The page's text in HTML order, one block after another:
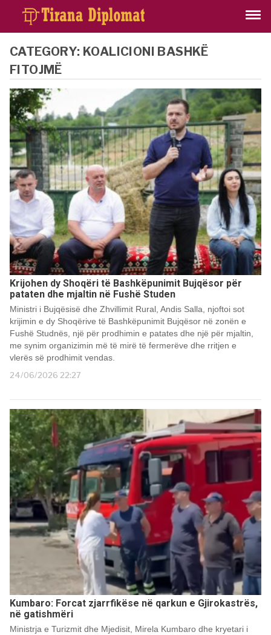
CATEGORY: KOALICIONI BASHKË
FITOJMË
Krijohen dy Shoqëri të Bashkëpunimit Bujqësor për
pataten dhe mjaltin në Fushë Studen
Ministri i Bujqësisë dhe Zhvillimit Rural, Andis Salla, njoftoi sot
krijimin e dy Shoqërive të Bashkëpunimit Bujqësor në zonën e
Fushë Studnës, një për prodhimin e patates dhe një për mjaltin,
me synim organizimin më të mirë të fermerëve dhe rritjen e
vlerës së prodhimit vendas.
24/06/2026 22:27
Kumbaro: Forcat zjarrfikëse në qarkun e Gjirokastrës,
në gatishmëri
Ministrja e Turizmit dhe Mjedisit, Mirela Kumbaro dhe kryetari i